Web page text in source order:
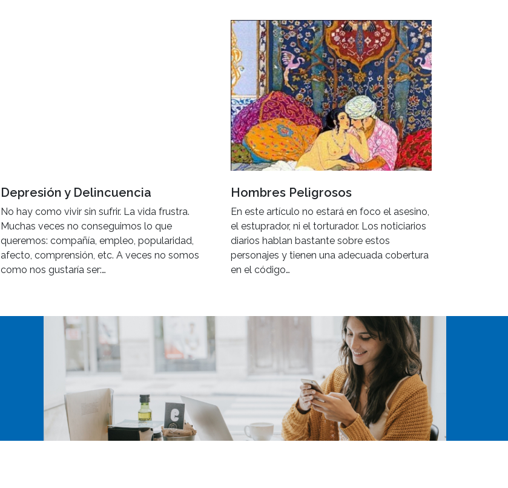
Depresión y Delincuencia
No hay como vivir sin sufrir. La vida frustra.
Muchas veces no conseguimos lo que
queremos: compañía, empleo, popularidad,
afecto, comprensión, etc. A veces no somos
como nos gustaría ser:…
Hombres Peligrosos
En este artículo no estará en foco el asesino,
el estuprador, ni el torturador. Los noticiarios
diarios hablan bastante sobre estos
personajes y tienen una adecuada cobertura
en el código…